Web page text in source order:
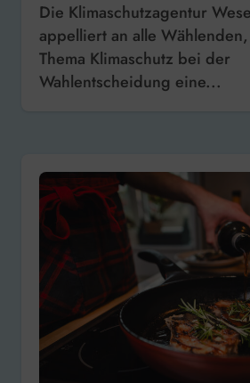
Die Klimaschutzagentur Weserbergland
appelliert an alle
Thema Klimaschutz bei der
Wahlentscheidung eine...